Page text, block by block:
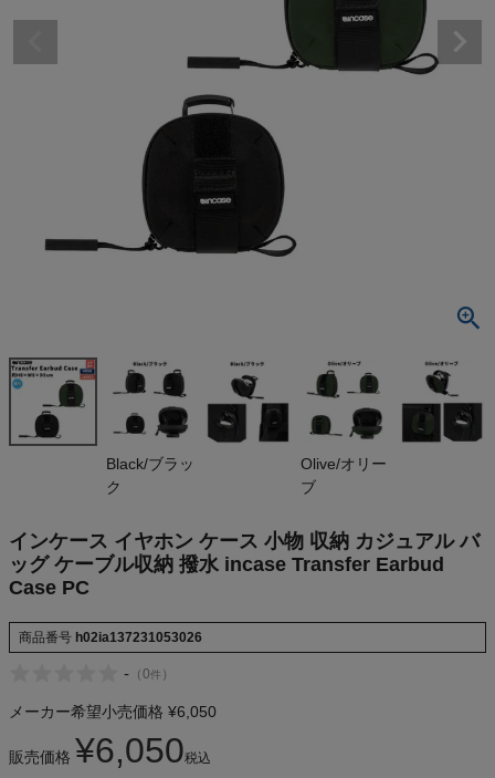
検索
商品が見つからない方はこちら
最近閲覧した商品
納 カジュア
ル バッグ ケ
ーブル収納
撥水 incase
Transfer Ear
(税込)
NIKE
CHUMS
もっと見る
Black/ブラッ
ク
Olive/オリー
ブ
インケース イヤホン ケース 小物 収納 カジュアル バ
ッグ ケーブル収納 撥水 incase Transfer Earbud
Case PC
商品番号 h02ia137231053026
- （0件 ）
メーカー希望小売価格 ¥6,050
販売価格 ¥6,050税込